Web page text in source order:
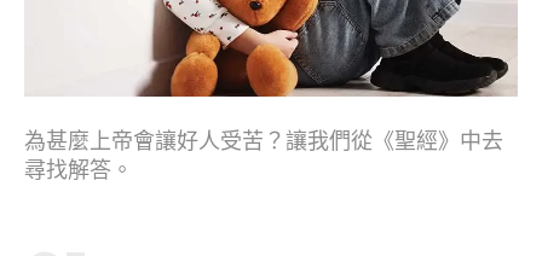
為甚麼上帝會讓好人受苦？讓我們從《聖經》中去
尋找解答。